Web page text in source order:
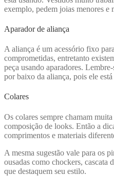
exemplo, pedem joias menores e
Aparador de aliança
A aliança é um acessório fixo
comprometidas, entretanto
peça usando aparadores.
por baixo da aliança, pois ele
Colares
Os colares sempre chamam
composição de looks. Então a
comprimentos e materiais
A mesma sugestão vale para os
ousadas como chockers, cascata
que destaquem seu estilo.